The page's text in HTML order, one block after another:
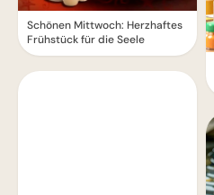
Schönen Mittwoch: Herzhaftes
Frühstück für die Seele